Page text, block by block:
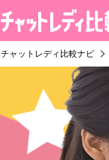
チャットレディ比較ナビ